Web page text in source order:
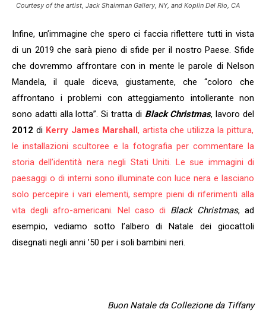
Courtesy of the artist, Jack Shainman Gallery, NY, and Koplin Del Rio, CA
Infine, un’immagine che spero ci faccia riflettere tutti in vista
di un 2019 che sarà pieno di sfide per il nostro Paese. Sfide
che dovremmo affrontare con in mente le parole di Nelson
Mandela, il quale diceva, giustamente, che “coloro che
affrontano i problemi con atteggiamento intollerante non
sono adatti alla lotta”. Si tratta di Black Christmas, lavoro del
2012 di Kerry James Marshall, artista che utilizza la pittura,
le installazioni scultoree e la fotografia per commentare la
storia dell’identità nera negli Stati Uniti. Le sue immagini di
paesaggi o di interni sono illuminate con luce nera e lasciano
solo percepire i vari elementi, sempre pieni di riferimenti alla
vita degli afro-americani. Nel caso di Black Christmas, ad
esempio, vediamo sotto l’albero di Natale dei giocattoli
disegnati negli anni ’50 per i soli bambini neri.
Buon Natale da Collezione da Tiffany